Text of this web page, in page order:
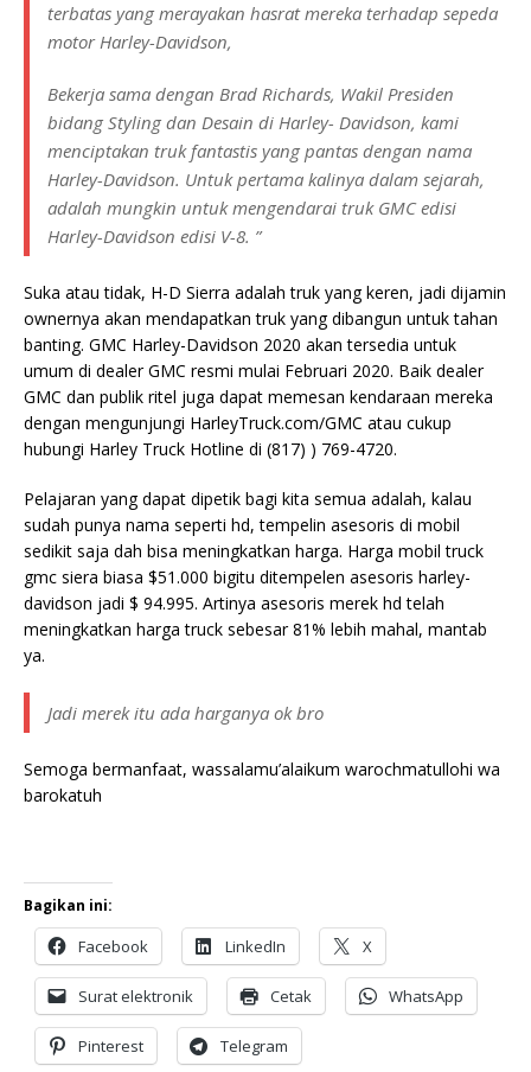
terbatas yang merayakan hasrat mereka terhadap sepeda
motor Harley-Davidson,
Bekerja sama dengan Brad Richards, Wakil Presiden
bidang Styling dan Desain di Harley- Davidson, kami
menciptakan truk fantastis yang pantas dengan nama
Harley-Davidson. Untuk pertama kalinya dalam sejarah,
adalah mungkin untuk mengendarai truk GMC edisi
Harley-Davidson edisi V-8. ”
Suka atau tidak, H-D Sierra adalah truk yang keren, jadi dijamin
ownernya akan mendapatkan truk yang dibangun untuk tahan
banting. GMC Harley-Davidson 2020 akan tersedia untuk
umum di dealer GMC resmi mulai Februari 2020. Baik dealer
GMC dan publik ritel juga dapat memesan kendaraan mereka
dengan mengunjungi HarleyTruck.com/GMC atau cukup
hubungi Harley Truck Hotline di (817) ) 769-4720.
Pelajaran yang dapat dipetik bagi kita semua adalah, kalau
sudah punya nama seperti hd, tempelin asesoris di mobil
sedikit saja dah bisa meningkatkan harga. Harga mobil truck
gmc siera biasa $51.000 bigitu ditempelen asesoris harley-
davidson jadi $ 94.995. Artinya asesoris merek hd telah
meningkatkan harga truck sebesar 81% lebih mahal, mantab
ya.
Jadi merek itu ada harganya ok bro
Semoga bermanfaat, wassalamu’alaikum warochmatullohi wa
barokatuh
Bagikan ini:
Facebook LinkedIn X
Surat elektronik Cetak WhatsApp
Pinterest Telegram